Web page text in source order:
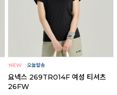
요넥스 269TR014F 여성 티셔츠
26FW